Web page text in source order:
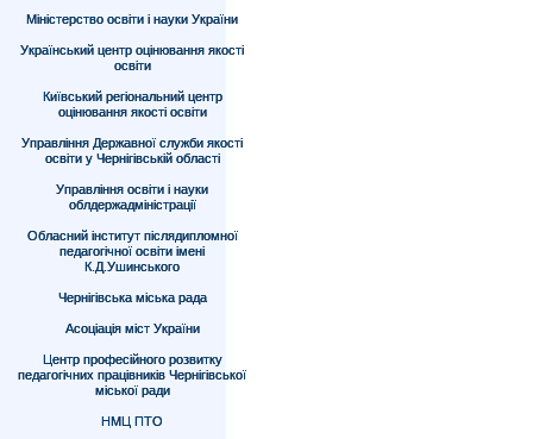
Міністерство освіти і науки України
Український центр оцінювання якості
освіти
Київський регіональний центр
оцінювання якості освіти
Управління Державної служби якості
освіти у Чернігівській області
Управління освіти і науки
облдержадміністрації
Обласний інститут післядипломної
педагогічної освіти імені
К.Д.Ушинського
Чернігівська міська рада
Асоціація міст України
Центр професійного розвитку
педагогічних працівників Чернігівської
міської ради
НМЦ ПТО